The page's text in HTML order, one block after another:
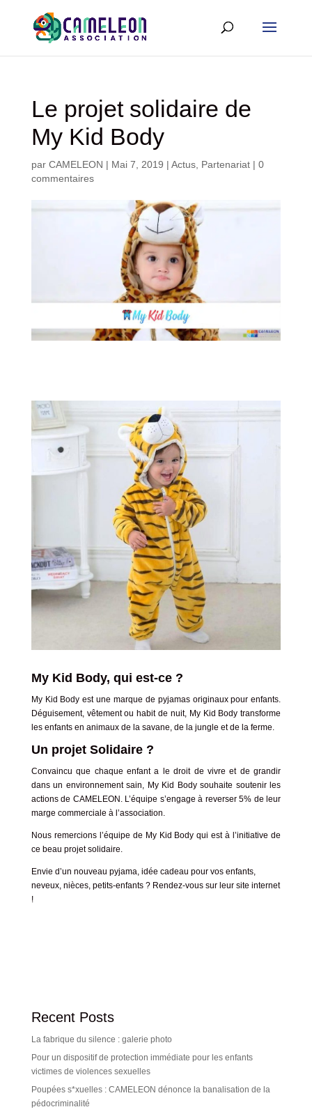
Le projet solidaire de
My Kid Body
par CAMELEON | Mai 7, 2019 | Actus, Partenariat| 0
commentaires
My Kid Body, qui est-ce ?
My Kid Body est une marque de pyjamas originaux pour enfants.
Déguisement, vêtement ou habit de nuit, My Kid Body transforme
les enfants en animaux de la savane, de la jungle et de la ferme.
Un projet Solidaire ?
Convaincu que chaque enfant a le droit de vivre et de grandir
dans un environnement sain, My Kid Body souhaite soutenir les
actions de CAMELEON. L’équipe s’engage à reverser 5% de leur
marge commerciale à l’association.
Nous remercions l’équipe de My Kid Body qui est à l’initiative de
ce beau projet solidaire.
Envie d’un nouveau pyjama, idée cadeau pour vos enfants,
neveux, nièces, petits-enfants ? Rendez-vous sur leur site internet
!
Recent Posts
La fabrique du silence : galerie photo
Pour un dispositif de protection immédiate pour les enfants
victimes de violences sexuelles
Poupées s*xuelles : CAMELEON dénonce la banalisation de la
pédocriminalité